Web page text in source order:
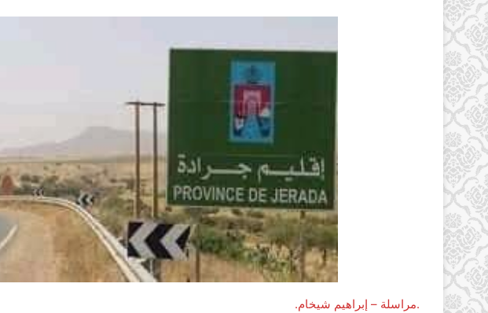
.مراسلة – إبراهيم شيخام.